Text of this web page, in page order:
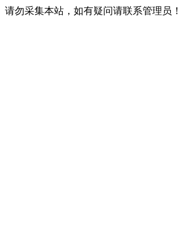
请勿采集本站，如有疑问请联系管理员！